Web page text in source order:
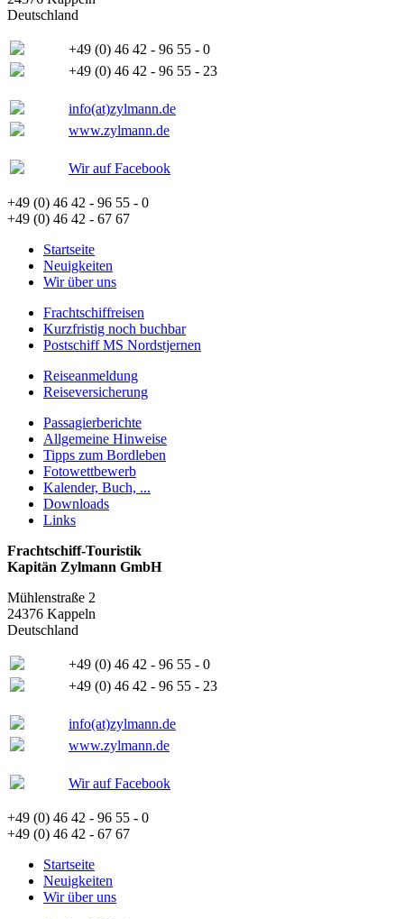
Deutschland
+49 (0) 46 42 - 96 55 - 0
+49 (0) 46 42 - 96 55 - 23
info(at)zylmann.de
www.zylmann.de
Wir auf Facebook
+49 (0) 46 42 - 96 55 - 0
+49 (0) 46 42 - 67 67
Startseite
Neuigkeiten
Wir über uns
Frachtschiffreisen
Kurzfristig noch buchbar
Postschiff MS Nordstjernen
Reiseanmeldung
Reiseversicherung
Passagierberichte
Allgemeine Hinweise
Tipps zum Bordleben
Fotowettbewerb
Kalender, Buch, ...
Downloads
Links
Frachtschiff-Touristik
Kapitän Zylmann GmbH
Mühlenstraße 2
24376 Kappeln
Deutschland
+49 (0) 46 42 - 96 55 - 0
+49 (0) 46 42 - 96 55 - 23
info(at)zylmann.de
www.zylmann.de
Wir auf Facebook
+49 (0) 46 42 - 96 55 - 0
+49 (0) 46 42 - 67 67
Startseite
Neuigkeiten
Wir über uns